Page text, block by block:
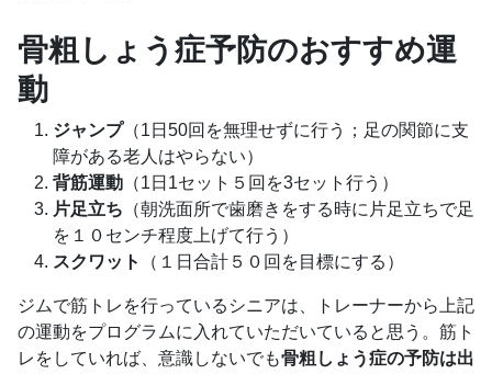
骨粗しょう症予防のおすすめ運
動
ジャンプ（1日50回を無理せずに行う；足の関節に支
障がある老人はやらない）
背筋運動 （1日1セット５回を3セット行う）
片足立ち （朝洗面所で歯磨きをする時に片足立ちで足
を１０センチ程度上げて行う）
スクワット
（１日合計５０回を目標にする）
ジムで筋トレを行っているシニアは、トレーナーから上記
の運動をプログラムに入れていただいていると思う。筋ト
レをしていれば、意識しないでも骨粗しょう症の予防は出